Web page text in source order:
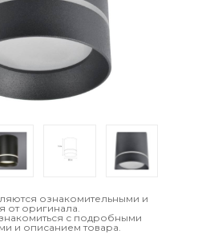
ознакомительными и
от оригинала.
с подробными
и описанием товара.